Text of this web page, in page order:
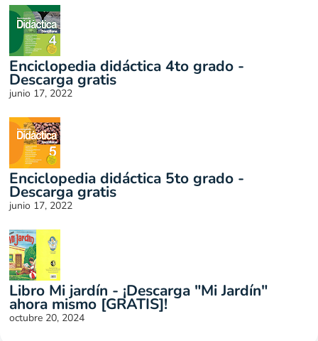
Enciclopedia didáctica 4to grado -
Descarga gratis
junio 17, 2022
Enciclopedia didáctica 5to grado -
Descarga gratis
junio 17, 2022
Libro Mi jardín - ¡Descarga "Mi Jardín"
ahora mismo [GRATIS]!
octubre 20, 2024